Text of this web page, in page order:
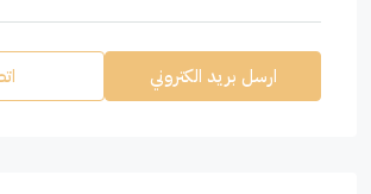
ارسل بريد الكتروني